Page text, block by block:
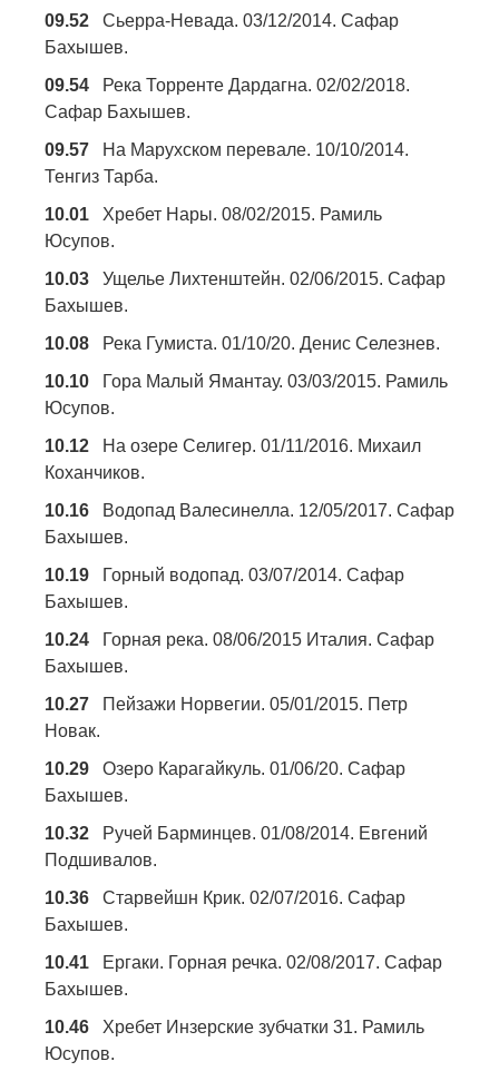
09.52 Сьерра-Невада. 03/12/2014. Сафар
Бахышев.
09.54 Река Торренте Дардагна. 02/02/2018.
Сафар Бахышев.
09.57 На Марухском перевале. 10/10/2014.
Тенгиз Тарба.
10.01 Хребет Нары. 08/02/2015. Рамиль
Юсупов.
10.03 Ущелье Лихтенштейн. 02/06/2015. Сафар
Бахышев.
10.08 Река Гумиста. 01/10/20. Денис Селезнев.
10.10 Гора Малый Ямантау. 03/03/2015. Рамиль
Юсупов.
10.12 На озере Селигер. 01/11/2016. Михаил
Коханчиков.
10.16 Водопад Валесинелла. 12/05/2017. Сафар
Бахышев.
10.19 Горный водопад. 03/07/2014. Сафар
Бахышев.
10.24 Горная река. 08/06/2015 Италия. Сафар
Бахышев.
10.27 Пейзажи Норвегии. 05/01/2015. Петр
Новак.
10.29 Озеро Карагайкуль. 01/06/20. Сафар
Бахышев.
10.32 Ручей Барминцев. 01/08/2014. Евгений
Подшивалов.
10.36 Старвейшн Крик. 02/07/2016. Сафар
Бахышев.
10.41 Ергаки. Горная речка. 02/08/2017. Сафар
Бахышев.
10.46 Хребет Инзерские зубчатки 31. Рамиль
Юсупов.